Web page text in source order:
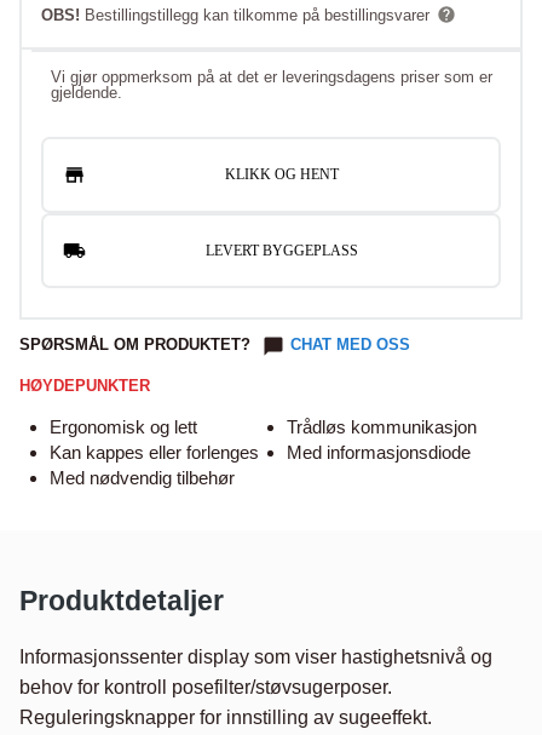
OBS! Bestillingstillegg kan tilkomme på bestillingsvarer
Vi gjør oppmerksom på at det er leveringsdagens priser som er
gjeldende.
KLIKK OG HENT
LEVERT BYGGEPLASS
SPØRSMÅL OM PRODUKTET? CHAT MED OSS
HØYDEPUNKTER
Ergonomisk og lett
Kan kappes eller forlenges
Med nødvendig tilbehør
Trådløs kommunikasjon
Med informasjonsdiode
Produktdetaljer
Informasjonssenter display som viser hastighetsnivå og
behov for kontroll posefilter/støvsugerposer.
Reguleringsknapper for innstilling av sugeeffekt.